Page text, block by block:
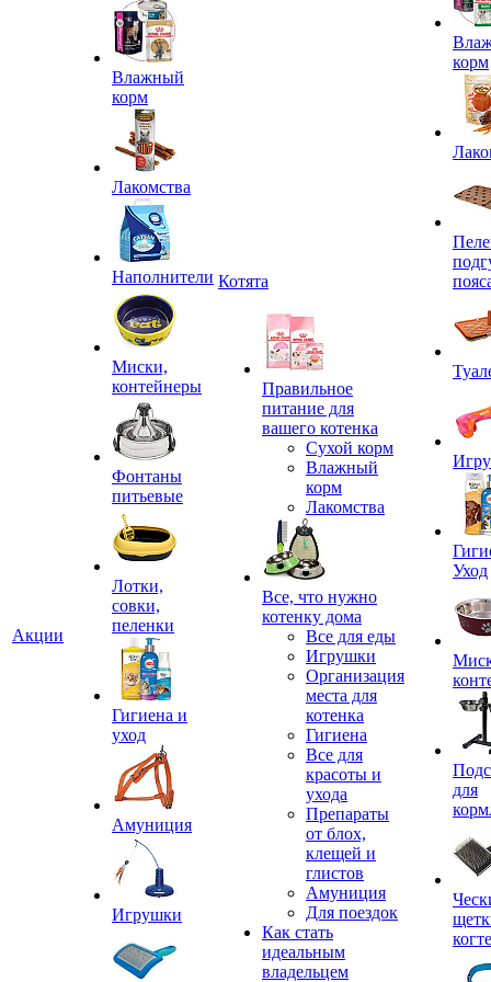
Акции
Влажный
корм
Лакомства
Наполнители
Миски,
контейнеры
Фонтаны
питьевые
Лотки,
совки,
пеленки
Гигиена и
уход
Амуниция
Игрушки
Котята
Правильное
питание для
вашего котенка
Сухой корм
Влажный
корм
Лакомства
Все, что нужно
котенку дома
Все для еды
Игрушки
Организация
места для
котенка
Гигиена
Все для
красоты и
ухода
Препараты
от блох,
клещей и
глистов
Амуниция
Для поездок
Как стать
идеальным
владельцем
корм
Уход
для